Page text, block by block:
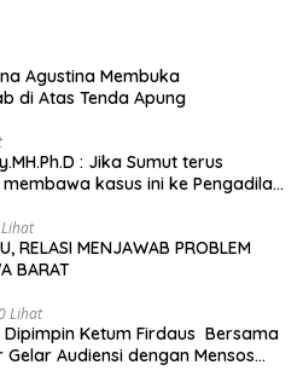
Agustina Membuka
di Atas Tenda Apung
: Jika Sumut terus
kasus ini ke Pengadilan
RELASI MENJAWAB PROBLEM
BARAT
Lihat
Dipimpin Ketum Firdaus Bersama
Audiensi dengan Mensos